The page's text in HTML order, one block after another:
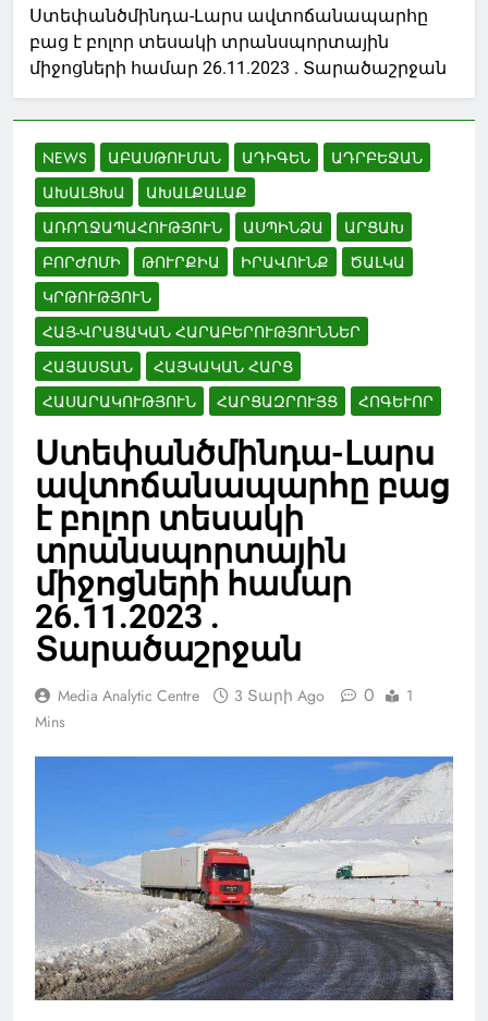
Ստեփանծմինդա-Լարս ավտոճանապարհը
բաց է բոլոր տեսակի տրանսպորտային
միջոցների համար 26.11.2023 . Տարածաշրջան
NEWS ԱԲԱՍԹՈՒՄԱՆ ԱԴԻԳԵՆ
ԱԴՐԲԵՋԱՆ
ԱԽԱԼՑԽԱ
ԱԽԱԼՔԱԼԱՔ
ԱՌՈՂՋԱՊԱՀՈՒԹՅՈՒՆ
ԱՍՊԻՆՁԱ
ԱՐՑԱԽ
ԲՈՐԺՈՄԻ
ԹՈՒՐՔԻԱ ԻՐԱՎՈՒՆՔ
ԾԱԼԿԱ
ԿՐԹՈՒԹՅՈՒՆ
ՀԱՅ-ՎՐԱՑԱԿԱՆ ՀԱՐԱԲԵՐՈՒԹՅՈՒՆՆԵՐ
ՀԱՅԱՍՏԱՆ
ՀԱՅԿԱԿԱՆ ՀԱՐՑ
ՀԱՍԱՐԱԿՈՒԹՅՈՒՆ
ՀԱՐՑԱԶՐՈՒՅՑ ՀՈԳԵՒՈՐ
Ստեփանծմինդա-Լարս
ավտոճանապարհը բաց
է բոլոր տեսակի
տրանսպորտային
միջոցների համար
26.11.2023 .
Տարածաշրջան
Media Analytic Centre 3 Տարի Ago 0
1
Mins